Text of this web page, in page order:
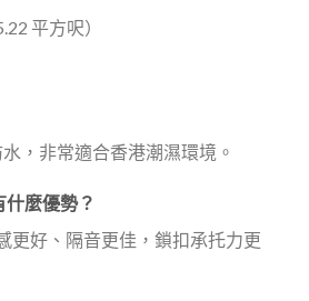
平方呎）
，非常適合香港潮濕環境。
什麼優勢？
更好、隔音更佳，鎖扣承托力更